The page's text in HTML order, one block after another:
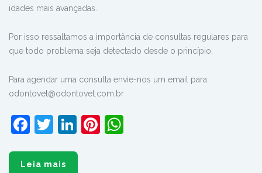
idades mais avançadas.
Por isso ressaltamos a importância de consultas regulares para
que todo problema seja detectado desde o princípio.
Para agendar uma consulta envie-nos um email para:
odontovet@odontovet.com.br
Facebook
Twitter
LinkedIn
Pinterest
Leia mais